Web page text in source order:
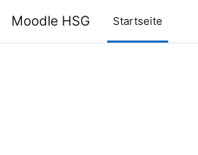
Moodle HSG Startseite